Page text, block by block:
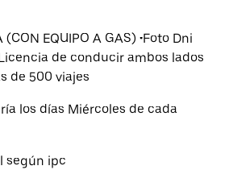
(CON EQUIPO A GAS) •Foto Dni
de conducir ambos lados
de 500 viajes
los días Miércoles de cada
según ipc